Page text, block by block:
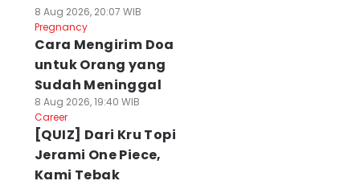
8 Aug 2026, 20:07 WIB
Pregnancy
Cara Mengirim Doa
untuk Orang yang
Sudah Meninggal
8 Aug 2026, 19:40 WIB
Career
[QUIZ] Dari Kru Topi
Jerami One Piece,
Kami Tebak